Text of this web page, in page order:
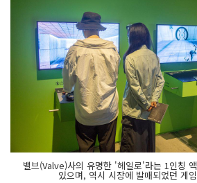
밸브(Valve)사의 유명한 '헤일로'라는 1인칭
있으며, 역시 시장에 발매되었던 게